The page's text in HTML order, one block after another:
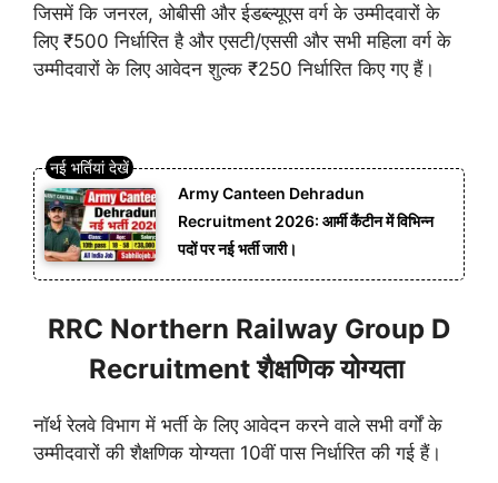
जिसमें कि जनरल, ओबीसी और ईडब्ल्यूएस वर्ग के उम्मीदवारों के
लिए ₹500 निर्धारित है और एसटी/एससी और सभी महिला वर्ग के
उम्मीदवारों के लिए आवेदन शुल्क ₹250 निर्धारित किए गए हैं।
Army Canteen Dehradun
Recruitment 2026: आर्मी कैंटीन में विभिन्न
पदों पर नई भर्ती जारी।
RRC Northern Railway Group D
Recruitment शैक्षणिक योग्यता
नॉर्थ रेलवे विभाग में भर्ती के लिए आवेदन करने वाले सभी वर्गों के
उम्मीदवारों की शैक्षणिक योग्यता 10वीं पास निर्धारित की गई हैं।